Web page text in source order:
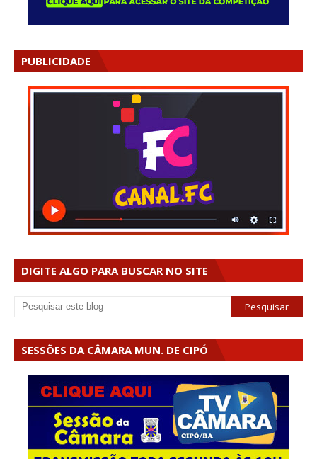
PUBLICIDADE
DIGITE ALGO PARA BUSCAR NO SITE
SESSÕES DA CÂMARA MUN. DE CIPÓ